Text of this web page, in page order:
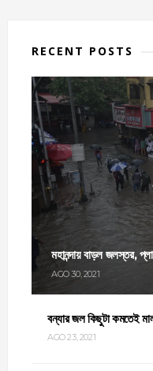
RECENT POSTS
মহানন্দায় বাড়ল জলস্তর,
AGO 30, 2021
বন্যার জল কিছুটা কমতেই
AGO 23, 2021